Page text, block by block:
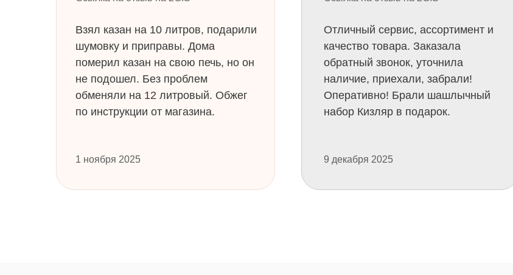
Отличный сервис, ассортимент и
качество товара. Заказала
обратный звонок, уточнила
наличие, приехали, забрали!
Оперативно! Брали шашлычный
набор Кизляр в подарок.
Взял казан на 10 литров, подарили
шумовку и приправы. Дома
померил казан на свою печь, но он
не подошел. Без проблем
обменяли на 12 литровый. Обжег
по инструкции от магазина.
1 ноября 2025 9 декабря 2025